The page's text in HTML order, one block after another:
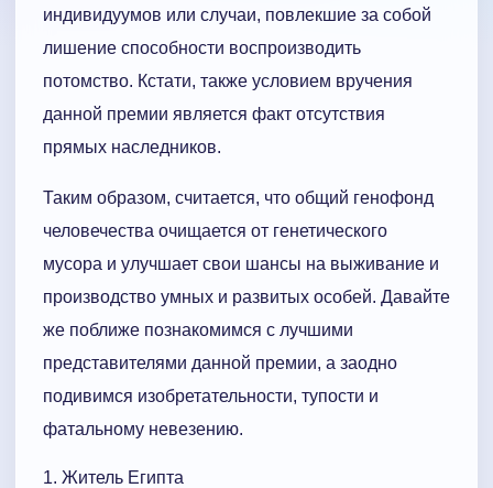
индивидуумов или случаи, повлекшие за собой
лишение способности воспроизводить
потомство. Кстати, также условием вручения
данной премии является факт отсутствия
прямых наследников.
Таким образом, считается, что общий генофонд
человечества очищается от генетического
мусора и улучшает свои шансы на выживание и
производство умных и развитых особей. Давайте
же поближе познакомимся с лучшими
представителями данной премии, а заодно
подивимся изобретательности, тупости и
фатальному невезению.
1. Житель Египта